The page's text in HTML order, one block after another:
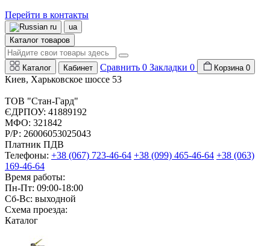
Перейти в контакты
ru
ua
Каталог товаров
Каталог Кабинет Сравнить 0 Закладки 0 Корзина 0
Киев, Харьковское шоссе 53
ТОВ "Стан-Гард"
ЄДРПОУ: 41889192
МФО: 321842
Р/Р: 26006053025043
Платник ПДВ
Телефоны: +38 (067) 723-46-64 +38 (099) 465-46-64 +38 (063)
169-46-64
Время работы:
Пн-Пт: 09:00-18:00
Сб-Вс: выходной
Схема проезда:
Каталог